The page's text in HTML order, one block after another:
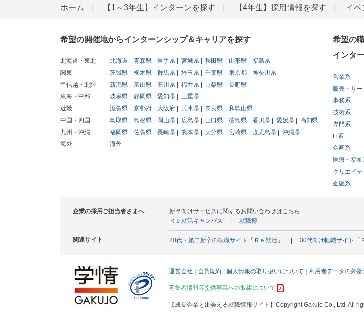
ホーム 【1～3年生】インターンを探す 【4年生】採用情報を探す イベ
希望の開催地からインターンシップ＆キャリアを探す
北海道・東北 北海道 青森県 岩手県 宮城県 秋田県 山形県
福島県
関東
茨城県 栃木県 群馬県 埼玉県 千葉県 東京都
神奈川県
甲信越・北陸
新潟県 富山県 石川県 福井県 山梨県
長野県
東海・中部
岐阜県 静岡県 愛知県
三重県
近畿
滋賀県 京都府 大阪府 兵庫県 奈良県
和歌山県
中国・四国
鳥取県 島根県 岡山県 広島県 山口県 徳島県 香川県 愛媛県
高知県
九州・沖縄
福岡県 佐賀県 長崎県 熊本県 大分県 宮崎県 鹿児島県
沖縄県
海外
海外
希望の
インタ
営業系
販売・サー
事務系
技術系
専門系
IT系
企画系
医療・福祉
クリエイ
金融系
企業の採用ご担当者さまへ
新卒向けサービスに関するお問い合わせはこちら
Ｒｅ就活キャンパス
就職博
関連サイト 20代・第二新卒の転職サイト「Ｒｅ就活」 30代向け転職サイト「
運営会社 会員規約 個人情報の取り扱いについて 利用者データの外部
募集者情報等提供事業への取組について
【成長企業と出会える就職情報サイト】 Copyright Gakujo Co., Ltd. All